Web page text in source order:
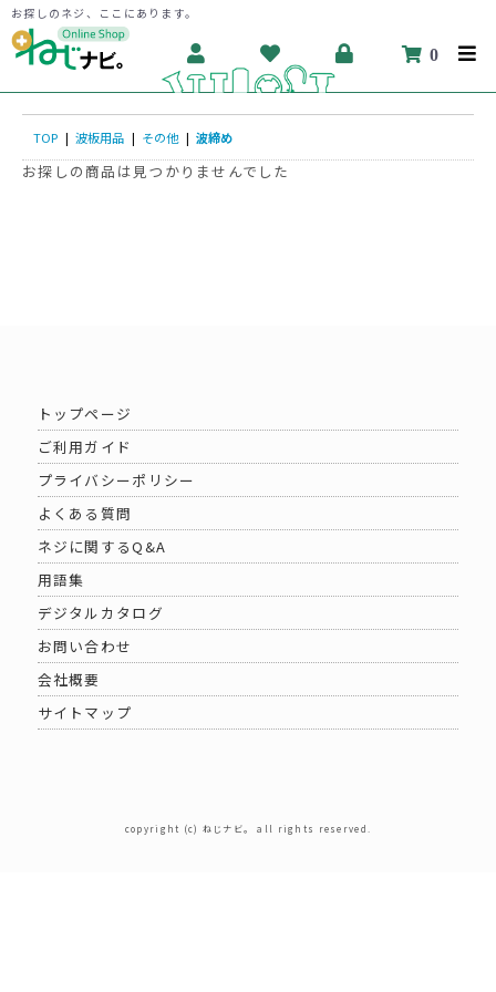
お探しのネジ、ここにあります。
0
TOP | 波板用品 | その他 | 波締め
お探しの商品は見つかりませんでした
トップページ
ご利用ガイド
プライバシーポリシー
よくある質問
ネジに関するQ&A
用語集
デジタルカタログ
お問い合わせ
会社概要
サイトマップ
copyright (c) ねじナビ。 all rights reserved.